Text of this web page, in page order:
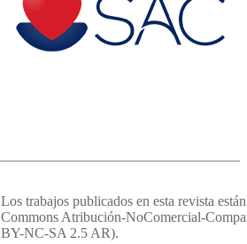
Los trabajos publicados en esta revista
Commons Atribución-NoComercial-
BY-NC-SA 2.5 AR).